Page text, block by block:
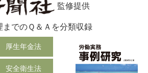
監修提供
でのＱ＆Ａを分類収録
厚生年金法
安全衛生法